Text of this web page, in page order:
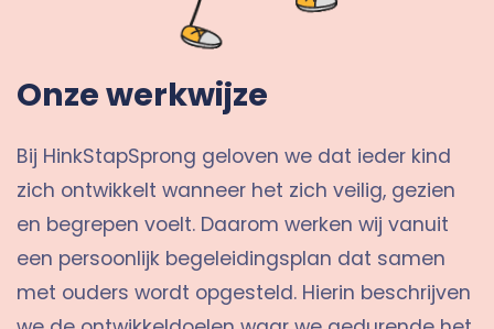
Onze werkwijze
Bij HinkStapSprong geloven we dat ieder kind
zich ontwikkelt wanneer het zich veilig, gezien
en begrepen voelt. Daarom werken wij vanuit
een persoonlijk begeleidingsplan dat samen
met ouders wordt opgesteld. Hierin beschrijven